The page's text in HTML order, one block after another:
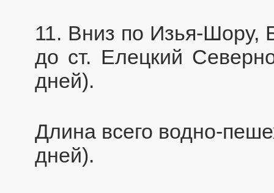
11. Вниз по Изья-Шору,
до ст. Елецкий
дней).
Длина всего водно-
дней).